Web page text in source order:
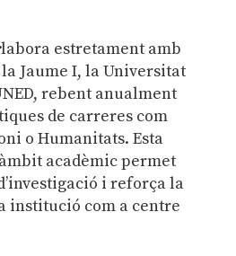
estretament amb
Jaume I, la Universitat
rebent anualment
de carreres com
o Humanitats. Esta
acadèmic permet
i reforça la
institució com a centre